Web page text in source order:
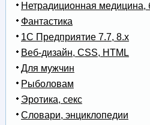
Нетрадиционная медицина,
Фантастика
1С Предприятие 7.7, 8.x
Веб-дизайн, CSS, HTML
Для мужчин
Рыболовам
Эротика, секс
Словари, энциклопедии